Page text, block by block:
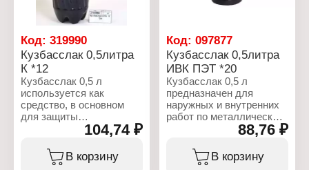
Характеристики:
Бренд: ИВК-Плюс
Объем: 5 л
Упаковка: ПЭТ
Код: 319990
Кузбасслак 0,5литра
К *12
Кузбасслак 0,5 л
используется как
средство, в основном
для защиты
металлических,
(железобетонных),
кирпичных
104,74 ₽
В корзину
Код:097877
Кузбасслак 0,5литра
ИВК ПЭТ *20
Кузбасслак 0,5 л
предназначен для
наружных и внутренних
работ по металлическим,
деревянным и бетонным
покрытиям. Расход 100г/
м2кв. В случае
загустевания развести
88,76 ₽
В корзину